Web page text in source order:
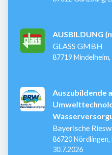
AUSBILDUNG
GLASS GMBH
87719
Auszubildende
Bayerische
86720
Veröffentlicht
30.7.2026